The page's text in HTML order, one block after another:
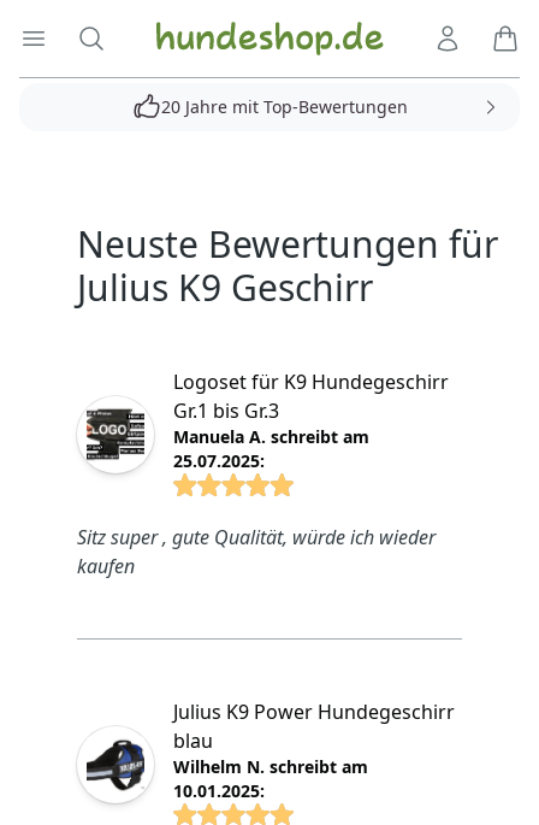
Menü öffnen
Suche Hundeshop.de
20 Jahre mit Top-Bewertungen
Neuste Bewertungen für
Julius K9 Geschirr
Logoset für K9 Hundegeschirr
Gr.1 bis Gr.3
Manuela A. schreibt am
25.07.2025:
Sitz super , gute Qualität, würde ich wieder
kaufen
Julius K9 Power Hundegeschirr
blau
Wilhelm N. schreibt am
10.01.2025: